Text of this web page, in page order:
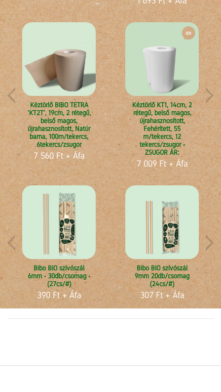
Kéztörlő BIBO TETRA
'KT2T', 19cm, 2 rétegű,
belső magos,
újrahasznosított, Natúr
barna, 100m/tekercs,
6tekercs/zsugor
7 560 Ft + Áfa
Kéztörlő KT1, 14cm, 2
rétegű, belső magos,
újrahasznosított,
Fehérített, 55
m/tekercs, 12
tekercs/zsugor •
ZSUGOR ÁR:
7 009 Ft+ Áfa
Bibo BIO szívószál
6mm • 30db/csomag •
(27cs/#)
390 Ft+ Áfa
Bibo BIO szívószál
9mm 20db/csomag
(24cs/#)
307 Ft + Áfa